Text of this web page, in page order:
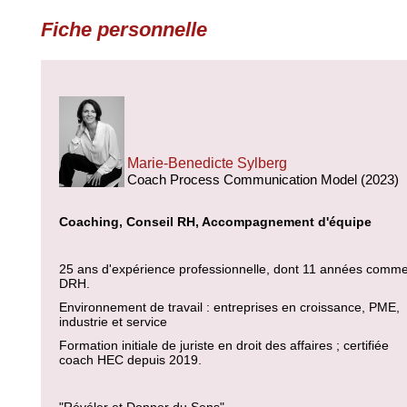
Fiche personnelle
Marie-Benedicte Sylberg
Coach Process Communication Model (2023)
Coaching, Conseil RH, Accompagnement d'équipe
25 ans d'expérience professionnelle, dont 11 années
DRH.
Environnement de travail : entreprises en croissance, PME,
industrie et service
Formation initiale de juriste en droit des affaires ; certifiée
coach HEC depuis 2019.